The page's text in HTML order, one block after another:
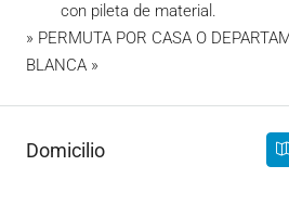
con pileta de material.
» PERMUTA POR CASA O
BLANCA »
Domicilio